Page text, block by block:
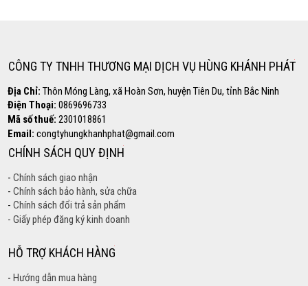
CÔNG TY TNHH THƯƠNG MẠI DỊCH VỤ HÙNG KHÁNH PHÁT
Địa Chỉ: Thôn Móng Làng, xã Hoàn Sơn, huyện Tiên Du, tỉnh Bắc Ninh
Điện Thoại: 0869696733
Mã số thuế: 2301018861
Email: congtyhungkhanhphat@gmail.com
CHÍNH SÁCH QUY ĐỊNH
- Chính sách giao nhận
- Chính sách bảo hành, sửa chữa
- Chính sách đổi trả sản phẩm
- Giấy phép đăng ký kinh doanh
HỖ TRỢ KHÁCH HÀNG
- Hướng dẫn mua hàng